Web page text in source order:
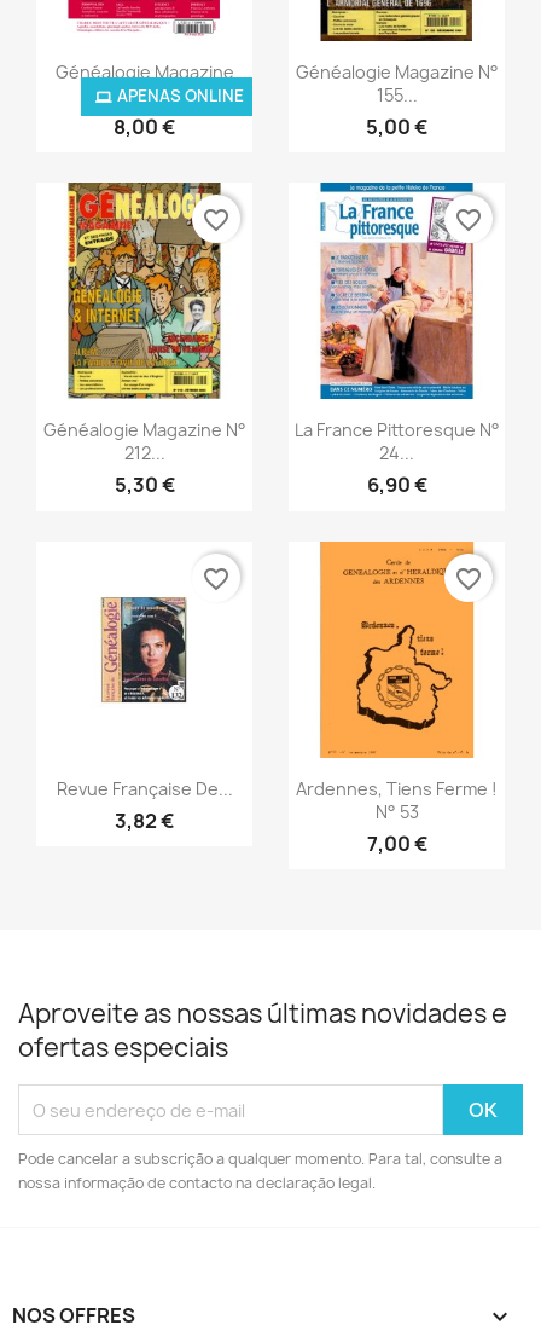
Vista rápida
Généalogie Magazine
N°...
8,00 €
APENAS ONLINE
Vista rápida
Généalogie Magazine N°
155...
5,00 €
Vista rápida
Généalogie Magazine N°
212...
5,30 €
favorite_border
Vista rápida
La France Pittoresque N°
24...
6,90 €
favorite_border
Vista rápida
Revue Française De...
3,82 €
favorite_border
Vista rápida
Ardennes, Tiens Ferme !
N° 53
7,00 €
favorite_border
Aproveite as nossas últimas novidades e
ofertas especiais
Pode cancelar a subscrição a qualquer momento. Para tal, consulte a
nossa informação de contacto na declaração legal.
NOS OFFRES 